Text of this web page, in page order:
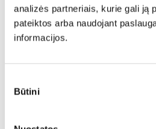
analizės partneriais, kurie gali ją
pateiktos arba naudojant
informacijos.
pasirinkimas
Būtini
KALIFORNIJA-F (III gr.) fotelis
Išmatavimai: A:100cm P:83cmG:90cm